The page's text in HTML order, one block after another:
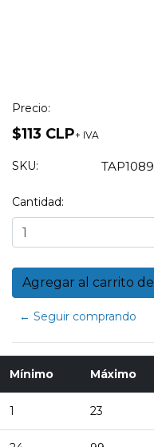
Precio:
$113 CLP+ IVA
SKU: TAP1089
Cantidad:
← Seguir comprando
Mínimo Máximo
1 23